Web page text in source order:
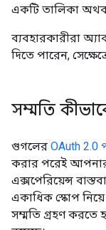
একটি তালিকা
ব্যবহারকারীরা
দিতে পারেন,
সম্মতি
গুগলের OAuth 2.0
করার পরেই
এক্সপেরিয়েন্স
একাধিক স্কোপ
সম্মতি গ্রহণ করতে